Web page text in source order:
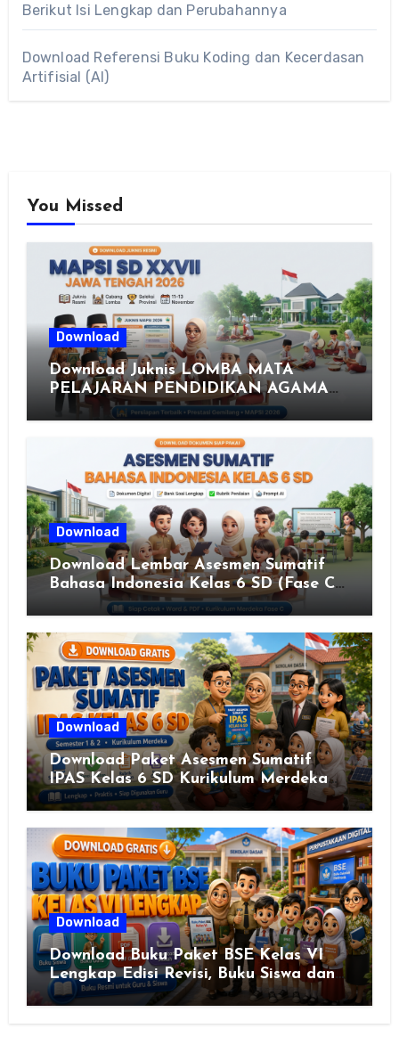
Berikut Isi Lengkap dan Perubahannya
Download Referensi Buku Koding dan Kecerdasan
Artifisial (AI)
You Missed
Download
Download Juknis LOMBA MATA
PELAJARAN PENDIDIKAN AGAMA
ISLAM DAN SENI ISLAMI (MAPSI)
SEKOLAH DASAR XXVII PROVINSI
JAWA TENGAH TAHUN 2026
Download
Download Lembar Asesmen Sumatif
Bahasa Indonesia Kelas 6 SD (Fase C)
– Bank Soal & Rubrik Penilaian
Download
Download Paket Asesmen Sumatif
IPAS Kelas 6 SD Kurikulum Merdeka
Lengkap Semester 1 & 2
Download
Download Buku Paket BSE Kelas VI
Lengkap Edisi Revisi, Buku Siswa dan
Buku Guru Semua Mata Pelajaran